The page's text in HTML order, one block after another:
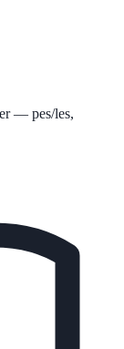
— pes/les,